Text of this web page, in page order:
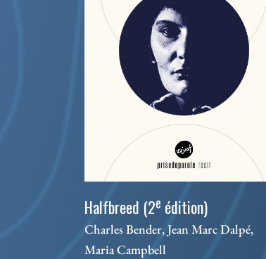
Halfbreed (2e édition)
Charles Bender, Jean Marc Dalpé,
Maria Campbell